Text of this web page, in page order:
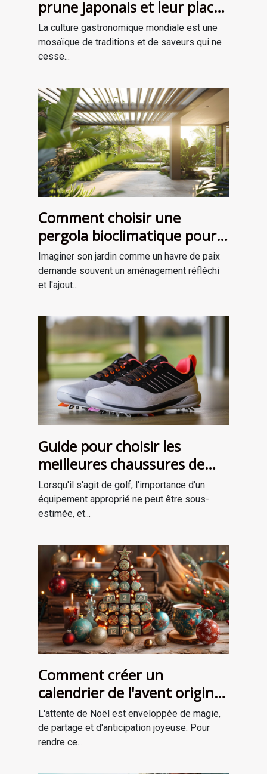
prune japonais et leur place
dans la gastronomie
moderne
La culture gastronomique mondiale est une
mosaïque de traditions et de saveurs qui ne
cesse...
Comment choisir une
pergola bioclimatique pour
améliorer votre jardin
Imaginer son jardin comme un havre de paix
demande souvent un aménagement réfléchi
et l'ajout...
Guide pour choisir les
meilleures chaussures de
golf adaptées à votre style
de jeu
Lorsqu'il s'agit de golf, l'importance d'un
équipement approprié ne peut être sous-
estimée, et...
Comment créer un
calendrier de l'avent original
pour attendre Noël
L'attente de Noël est enveloppée de magie,
de partage et d'anticipation joyeuse. Pour
rendre ce...